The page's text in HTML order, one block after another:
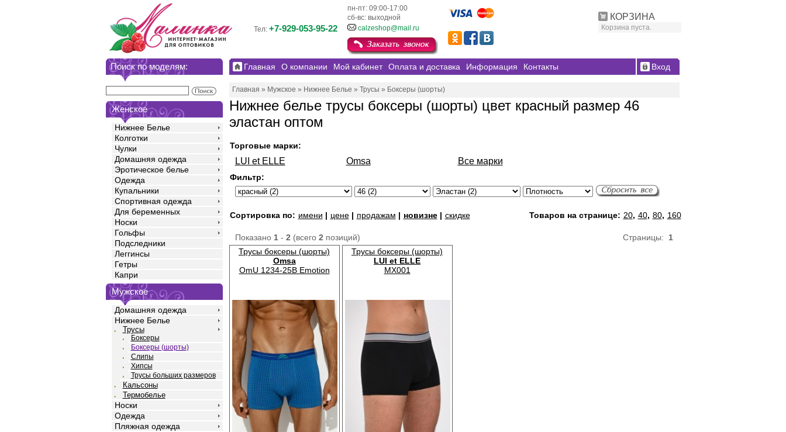
КОРЗИНА
Корзина пуста.
пн-пт: 09:00-17:00
сб-вс: выходной
Тел: +7-929-053-95-22 calzeshop@mail.ru
Поиск по моделям:
Женское
Нижнее Белье
Колготки
Чулки
Домашняя одежда
Эротическое белье
Одежда
Купальники
Спортивная одежда
Для беременных
Носки
Гольфы
Подследники
Леггинсы
Гетры
Капри
Мужское
Домашняя одежда
Нижнее Белье
Трусы
Боксеры
Боксеры (шорты)
Слипы
Хипсы
Трусы больших размеров
Кальсоны
Термобелье
Носки
Одежда
Пляжная одежда
Главная О компании Мой кабинет Оплата и доставка Информация Контакты Вход
Главная » Мужское » Нижнее Белье » Трусы » Боксеры (шорты)
Нижнее белье трусы боксеры (шорты) цвет красный размер 46
эластан оптом
Торговые марки:
LUI et ELLE Omsa Все марки
Фильтр:
Сортировка по: имени | цене| продажам | новизне| скидке Товаров на странице: 20, 40, 80, 160
Страницы: 1
Показано 1- 2(всего 2позиций)
Трусы боксеры (шорты)
Omsa
OmU 1234-25B Emotion
Трусы боксеры (шорты)
LUI et ELLE
MX001